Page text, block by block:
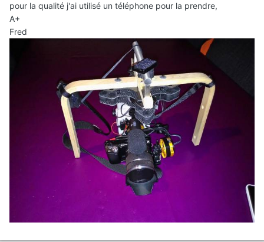
pour la qualité j'ai utilisé un téléphone pour la prendre,
A+
Fred